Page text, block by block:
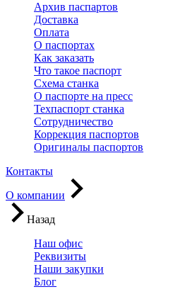
Архив паспартов
Доставка
Оплата
О паспортах
Как заказать
Что такое паспорт
Схема станка
О паспорте на пресс
Техпаспорт станка
Сотрудничество
Коррекция паспортов
Оригиналы паспортов
Контакты
О компании
Назад
Наш офис
Реквизиты
Наши закупки
Блог